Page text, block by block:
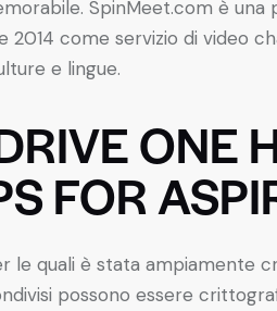
SpinMeet.com è
come servizio di video
e lingue.
ONE
FOR
le quali è stata ampiamente
possono essere